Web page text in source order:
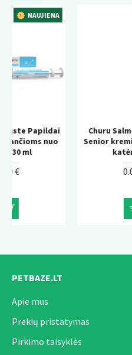
Churu Salmon wit Tunas
Senior kreminis skanėstas
PETBAZE.LT
Apie mus
Prekių pristatymas
Pirkimo taisyklės